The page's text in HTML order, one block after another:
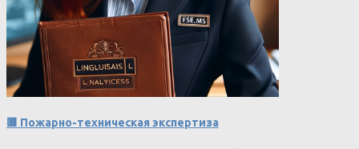
🟥 Пожарно-техническая экспертиза